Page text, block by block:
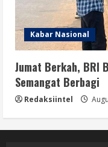
Kabar Nasional
Jumat Berkah, BRI
Semangat Berbagi
Redaksiintel